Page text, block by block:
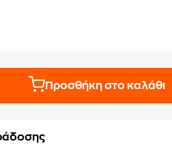
Προσθήκη στο καλάθι